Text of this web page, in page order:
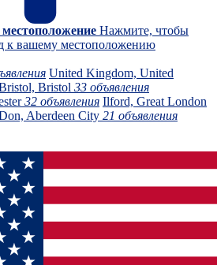
Нажмите, чтобы
к вашему местоположению
United Kingdom, United
Bristol 33 объявления
32 объявления Ilford, Great London
Aberdeen City 21 объявления